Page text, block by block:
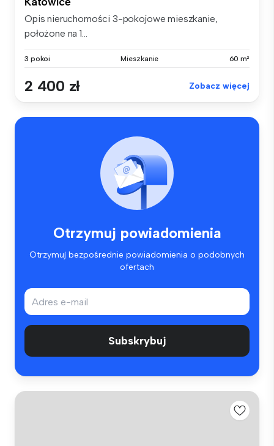
Opis nieruchomości 3-pokojowe mieszkanie,
położone na 1...
3 pokoi Mieszkanie 60 m²
2 400 zł Zobacz więcej
Otrzymuj powiadomienia
Otrzymuj bezpośrednie powiadomienia o podobnych
ofertach
Subskrybuj